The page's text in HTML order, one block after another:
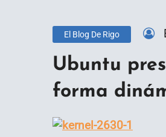
El Blog De Rigo
Ubuntu
forma